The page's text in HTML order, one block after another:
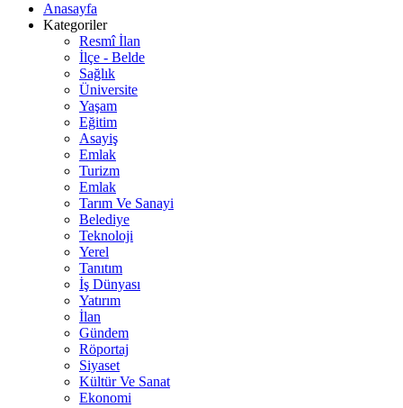
Anasayfa
Kategoriler
Resmî İlan
İlçe - Belde
Sağlık
Üniversite
Yaşam
Eğitim
Asayiş
Emlak
Turizm
Emlak
Tarım Ve Sanayi
Belediye
Teknoloji
Yerel
Tanıtım
İş Dünyası
Yatırım
İlan
Gündem
Röportaj
Siyaset
Kültür Ve Sanat
Ekonomi